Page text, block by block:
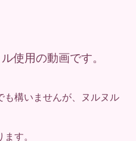
使用の動画です。
も構いませんが、ヌルヌル
す。